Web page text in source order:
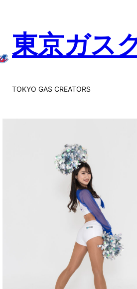
東京ガス
TOKYO GAS CREATORS